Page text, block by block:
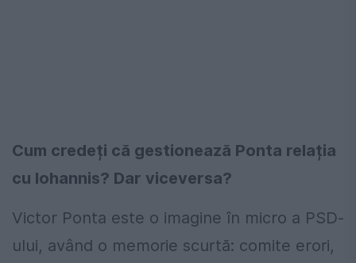
Cum credeți că gestionează Ponta relația
cu Iohannis? Dar viceversa?
Victor Ponta este o imagine în micro a PSD-
ului, având o memorie scurtă: comite erori,